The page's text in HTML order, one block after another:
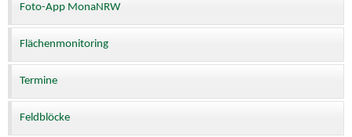
Foto-App MonaNRW
Flächenmonitoring
Termine
Feldblöcke